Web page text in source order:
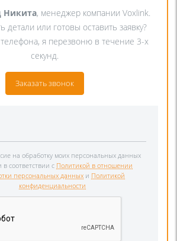
Никита, менеджер компании Voxlink.
детали или готовы оставить заявку?
я перезвоню в течение 3-х
секунд.
Заказать звонок
на обработку моих персональных данных
в соответствии с Политикой в отношении
персональных данных и Политикой
конфиденциальности